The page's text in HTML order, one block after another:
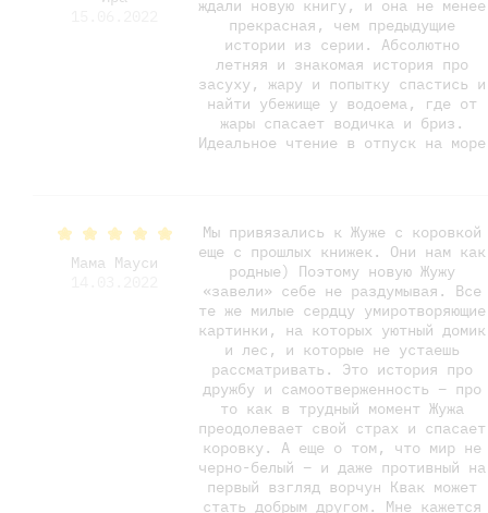
ждали новую книгу, и она не менее
прекрасная, чем предыдущие
истории из серии. Абсолютно
летняя и знакомая история про
засуху, жару и попытку спастись и
найти убежище у водоема, где от
жары спасает водичка и бриз.
Идеальное чтение в отпуск на море
Мама Мауси
Мы привязались к Жуже с коровкой
еще с прошлых книжек. Они нам как
родные) Поэтому новую Жужу
«завели» себе не раздумывая. Все
те же милые сердцу умиротворяющие
картинки, на которых уютный домик
и лес, и которые не устаешь
рассматривать. Это история про
дружбу и самоотверженность – про
то как в трудный момент Жужа
преодолевает свой страх и спасает
коровку. А еще о том, что мир не
черно-белый – и даже противный на
первый взгляд ворчун Квак может
стать добрым другом. Мне кажется